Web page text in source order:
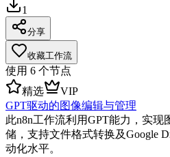
1
分享
收藏工作流
使用 6 个节点
精选
VIP
GPT驱动的图像编辑与管理
此n8n工作流利用GPT能力，实
储，支持文件格式转换及Google
动化水平。